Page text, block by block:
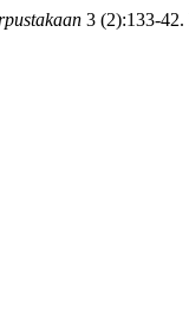
3 (2):133-